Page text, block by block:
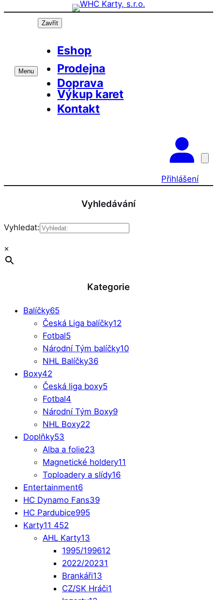
Přeskočit
Menu
Zavřít
Eshop
Prodejna
Doprava
Výkup karet
Kontakt
Přihlášení
Vyhledávání
Vyhledat:
×
Kategorie
Balíčky65
Česká Liga balíčky12
Fotbal5
Národní Tým balíčky10
NHL Balíčky36
Boxy42
Česká liga boxy5
Fotbal4
Národní Tým Boxy9
NHL Boxy22
Doplňky53
Alba a folie23
Magnetické holdery11
Toploadery a slídy16
Entertainment6
HC Dynamo Fans39
HC Pardubice995
Karty11 452
AHL Karty13
1995/199612
2022/20231
Brankáři13
CZ/SK Hráči1